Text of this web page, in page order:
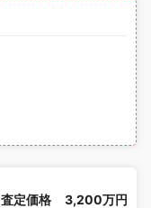
査定価格 3,200万円